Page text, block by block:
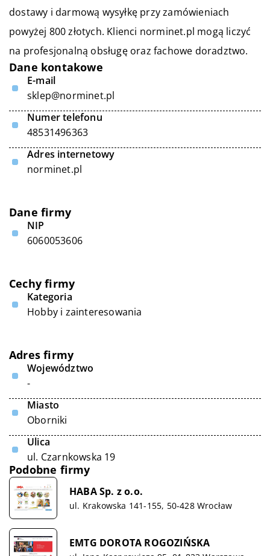
dostawy i darmową wysyłkę przy zamówieniach
powyżej 800 złotych. Klienci norminet.pl mogą liczyć
na profesjonalną obsługę oraz fachowe doradztwo.
Dane kontakowe
E-mail
sklep@norminet.pl
Numer telefonu
48531496363
Adres internetowy
norminet.pl
Dane firmy
NIP
6060053606
Cechy firmy
Kategoria
Hobby i zainteresowania
Adres firmy
Województwo
-
Miasto
Oborniki
Ulica
ul. Czarnkowska 19
Podobne firmy
HABA Sp. z o.o.
ul. Krakowska 141-155, 50-428 Wrocław
EMTG DOROTA ROGOZIŃSKA